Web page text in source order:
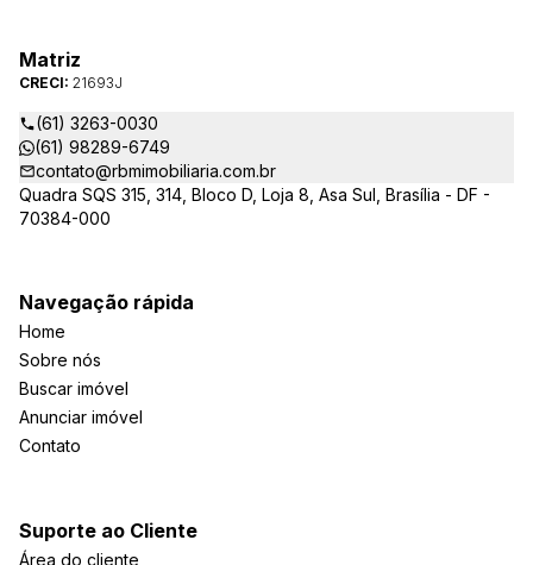
Matriz
CRECI: 21693J
(61) 3263-0030
(61) 98289-6749
contato@rbmimobiliaria.com.br
Quadra SQS 315, 314, Bloco D, Loja 8, Asa Sul, Brasília - DF -
70384-000
Navegação rápida
Home
Sobre nós
Buscar imóvel
Anunciar imóvel
Contato
Suporte ao Cliente
Área do cliente